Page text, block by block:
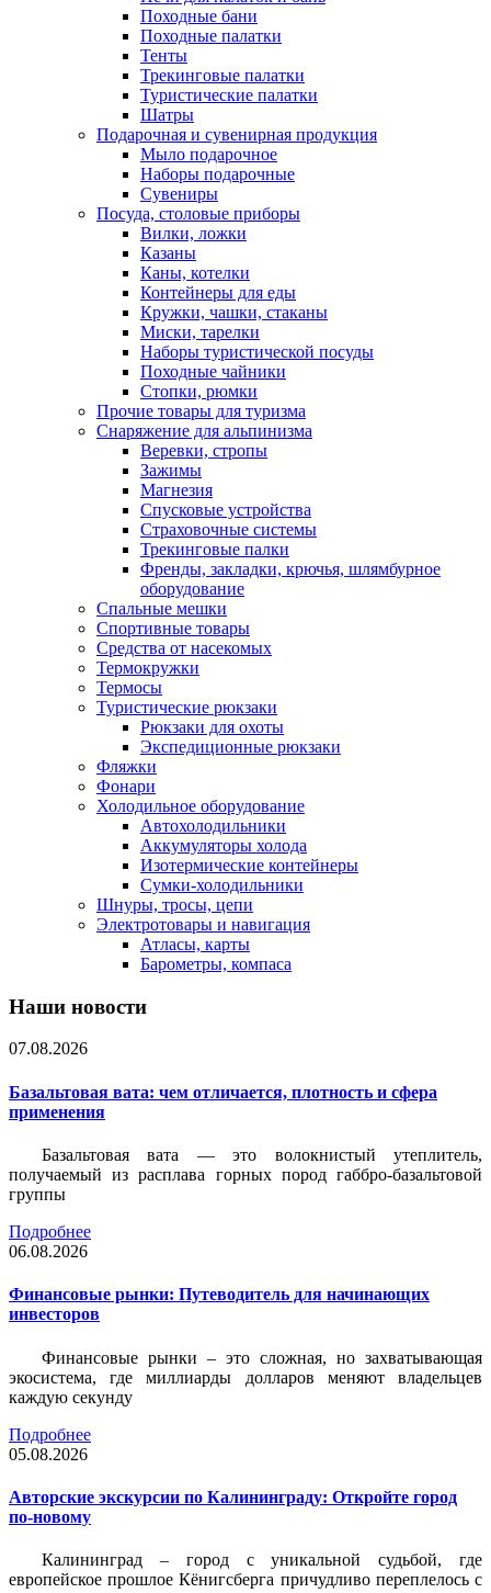
Походные бани
Походные палатки
Тенты
Трекинговые палатки
Туристические палатки
Шатры
Подарочная и сувенирная продукция
Мыло подарочное
Наборы подарочные
Сувениры
Посуда, столовые приборы
Вилки, ложки
Казаны
Каны, котелки
Контейнеры для еды
Кружки, чашки, стаканы
Миски, тарелки
Наборы туристической посуды
Походные чайники
Стопки, рюмки
Прочие товары для туризма
Снаряжение для альпинизма
Веревки, стропы
Зажимы
Магнезия
Спусковые устройства
Страховочные системы
Трекинговые палки
Френды, закладки, крючья, шлямбурное
оборудование
Спальные мешки
Спортивные товары
Средства от насекомых
Термокружки
Термосы
Туристические рюкзаки
Рюкзаки для охоты
Экспедиционные рюкзаки
Фляжки
Фонари
Холодильное оборудование
Автохолодильники
Аккумуляторы холода
Изотермические контейнеры
Сумки-холодильники
Шнуры, тросы, цепи
Электротовары и навигация
Атласы, карты
Барометры, компаса
Наши новости
07.08.2026
Базальтовая вата: чем отличается, плотность и сфера
применения
Базальтовая вата — это волокнистый утеплитель,
получаемый из расплава горных пород габбро-базальтовой
группы
Подробнее
06.08.2026
Финансовые рынки: Путеводитель для начинающих
инвесторов
Финансовые рынки – это сложная, но захватывающая
экосистема, где миллиарды долларов меняют владельцев
каждую секунду
Подробнее
05.08.2026
Авторские экскурсии по Калининграду: Откройте город
по-новому
Калининград – город с уникальной судьбой, где
европейское прошлое Кёнигсберга причудливо переплелось с